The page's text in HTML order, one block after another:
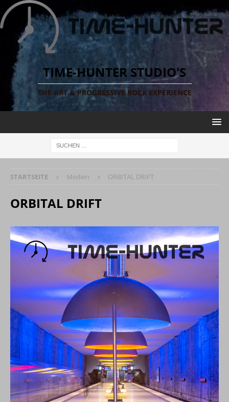
TIME-HUNTER STUDIO'S
THE ART & PROGRESSIVE ROCK EXPERIENCE
STARTSEITE Medien ORBITAL DRIFT
ORBITAL DRIFT